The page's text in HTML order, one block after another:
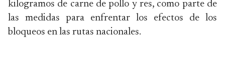
kilogramos de carne de pollo y res, como parte de
las medidas para enfrentar los efectos de los
bloqueos en las rutas nacionales.